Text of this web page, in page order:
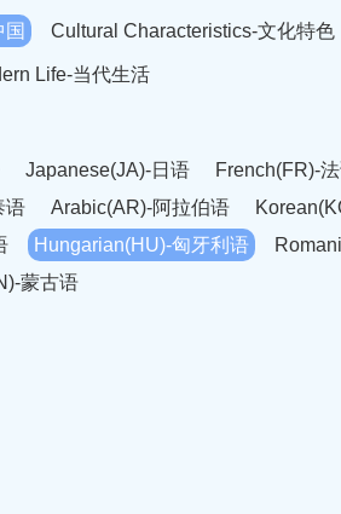
Cultural Characteristics-文化特色
Life-当代生活
Japanese(JA)-日语
French(FR)-
语 Arabic(AR)-阿拉伯语
Hungarian(HU)-匈牙利语
蒙古语